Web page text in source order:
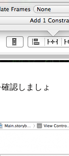
認しましょ